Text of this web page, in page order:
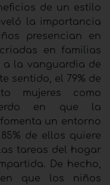
de un estilo
la importancia
presencian en
en familias
la vanguardia de
sentido, el 79% de
mujeres como
en que la
un entorno
de ellos quiere
tareas del hogar
De hecho,
que los niños